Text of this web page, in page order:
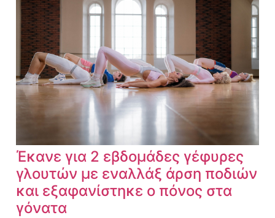
Έκανε για 2 εβδομάδες γέφυρες
γλουτών με εναλλάξ άρση ποδιών
και εξαφανίστηκε ο πόνος στα
γόνατα